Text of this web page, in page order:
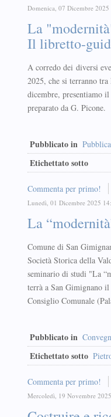
Domenica, 07 Dicembre 2025
La
Il libretto-
A corredo dei diversi
2025, che si terranno
dicembre, presentiamo il
preparato da G. Picone.
Pubblicato in
Etichettato sotto
Commenta per primo!
Lunedì, 01 Dicembre 2025
La
Comune di San
Società Storica della
seminario di studi "La
terrà a San Gimignano
Consiglio Comunale
Pubblicato in
Etichettato sotto
Commenta per primo!
Mercoledì, 19 Novembre